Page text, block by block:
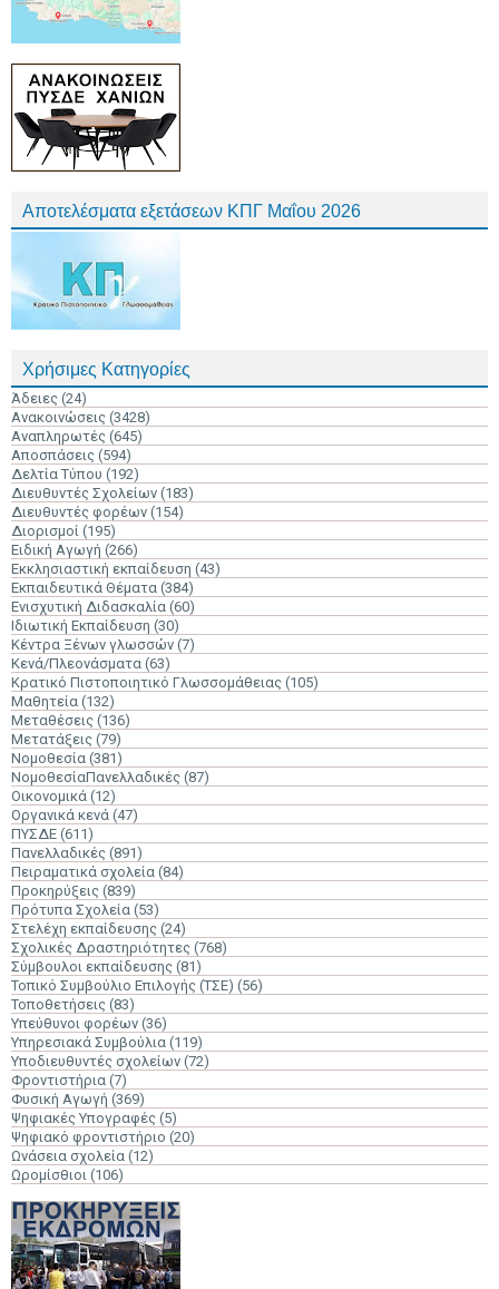
Αποτελέσματα εξετάσεων ΚΠΓ Μαΐου 2026
Χρήσιμες Κατηγορίες
Άδειες (24)
Ανακοινώσεις (3428)
Αναπληρωτές (645)
Αποσπάσεις (594)
Δελτία Τύπου (192)
Διευθυντές Σχολείων (183)
Διευθυντές φορέων (154)
Διορισμοί (195)
Ειδική Αγωγή (266)
Εκκλησιαστική εκπαίδευση (43)
Εκπαιδευτικά Θέματα (384)
Ενισχυτική Διδασκαλία (60)
Ιδιωτική Εκπαίδευση (30)
Κέντρα Ξένων γλωσσών (7)
Κενά/Πλεονάσματα (63)
Κρατικό Πιστοποιητικό Γλωσσομάθειας (105)
Μαθητεία (132)
Μεταθέσεις (136)
Μετατάξεις (79)
Νομοθεσία (381)
ΝομοθεσίαΠανελλαδικές (87)
Οικονομικά (12)
Οργανικά κενά (47)
ΠΥΣΔΕ (611)
Πανελλαδικές (891)
Πειραματικά σχολεία (84)
Προκηρύξεις (839)
Πρότυπα Σχολεία (53)
Στελέχη εκπαίδευσης (24)
Σχολικές Δραστηριότητες (768)
Σύμβουλοι εκπαίδευσης (81)
Τοπικό Συμβούλιο Επιλογής (ΤΣΕ) (56)
Τοποθετήσεις (83)
Υπεύθυνοι φορέων (36)
Υπηρεσιακά Συμβούλια (119)
Υποδιευθυντές σχολείων (72)
Φροντιστήρια (7)
Φυσική Αγωγή (369)
Ψηφιακές Υπογραφές (5)
Ψηφιακό φροντιστήριο (20)
Ωνάσεια σχολεία (12)
Ωρομίσθιοι (106)